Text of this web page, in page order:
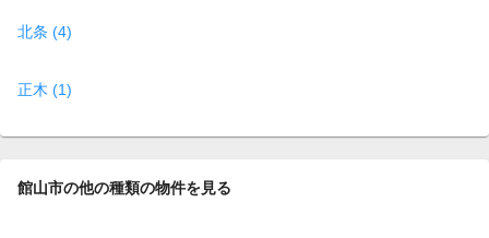
北条 (4)
正木 (1)
館山市の他の種類の物件を見る